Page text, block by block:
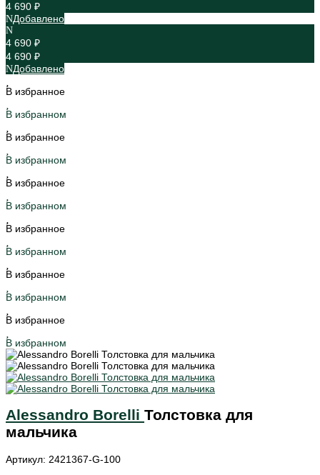
4 690 ₽
Добавлено
4 690 ₽
4 690 ₽
Добавлено
В избранное
В избранном
В избранное
В избранном
В избранное
В избранном
В избранное
В избранном
В избранное
В избранном
В избранное
В избранном
Alessandro Borelli Толстовка для
мальчика
Артикул: 2421367-G-100